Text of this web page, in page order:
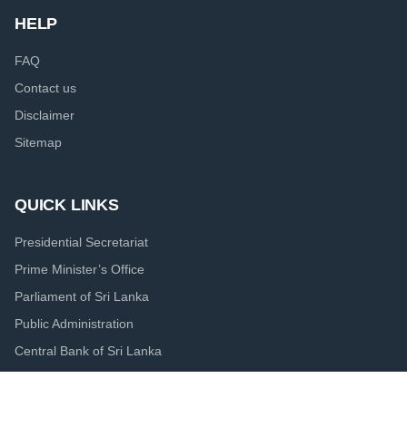
HELP
FAQ
Contact us
Disclaimer
Sitemap
QUICK LINKS
Presidential Secretariat
Prime Minister’s Office
Parliament of Sri Lanka
Public Administration
Central Bank of Sri Lanka